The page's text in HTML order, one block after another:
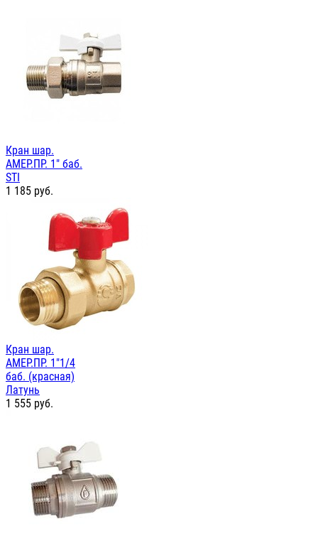
Кран шар.
АМЕР.ПР. 1" баб.
STI
1 185 руб.
Кран шар.
АМЕР.ПР. 1"1/4
баб. (красная)
Латунь
1 555 руб.